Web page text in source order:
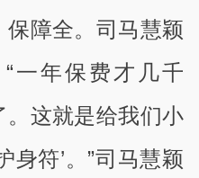
障全。司马慧颖
一年保费才几千
这就是给我们小
身符’。”司马慧颖